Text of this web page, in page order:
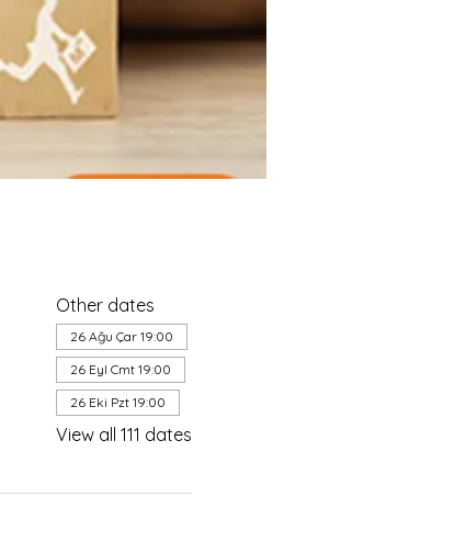
Other dates
26 Ağu Çar 19:00
26 Eyl Cmt 19:00
26 Eki Pzt 19:00
View all 111 dates